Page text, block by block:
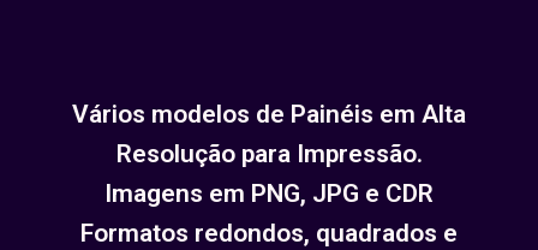
Vários modelos de Painéis em Alta
Resolução para Impressão.
Imagens em PNG, JPG e CDR
Formatos redondos, quadrados e